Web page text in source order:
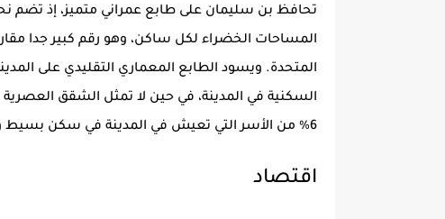
6% من الأسر التي تعيش في المدينة في سكن بسيط ومتواضع.
اقتصاد